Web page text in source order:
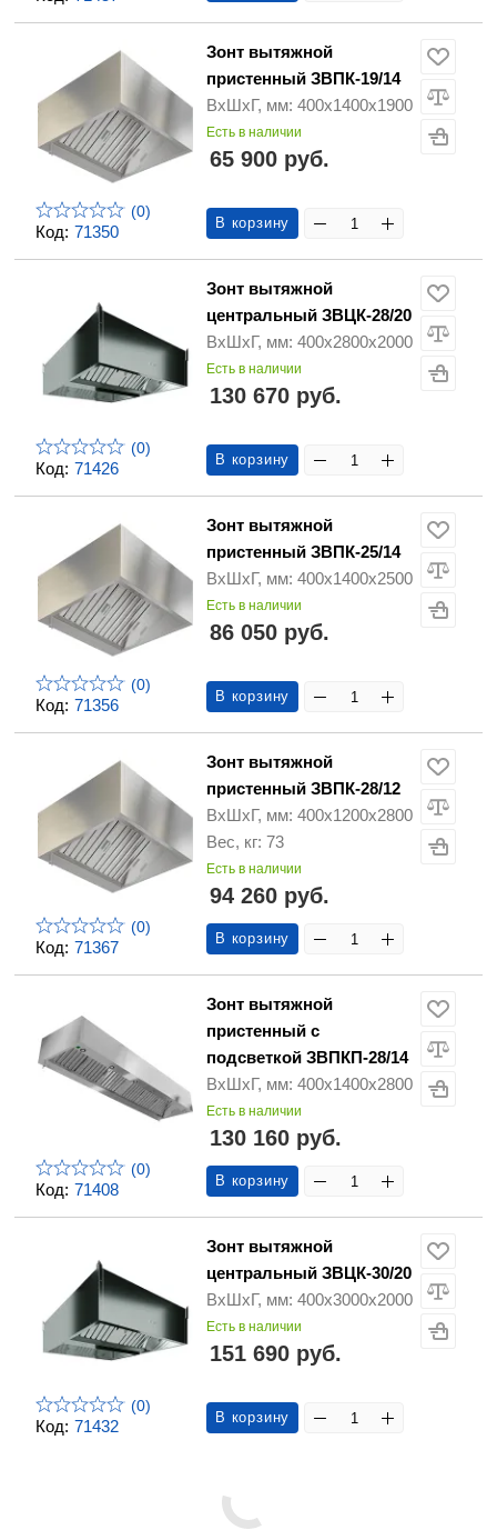
Код: 71350
(0)
Зонт вытяжной
пристенный ЗВПК-19/14
ВхШхГ, мм: 400х1400х1900
Есть в наличии
65 900 руб.
В корзину
Код: 71426
(0)
Зонт вытяжной
центральный ЗВЦК-28/20
ВхШхГ, мм: 400х2800х2000
Есть в наличии
130 670 руб.
В корзину
Код: 71356
(0)
Зонт вытяжной
пристенный ЗВПК-25/14
ВхШхГ, мм: 400х1400х2500
Есть в наличии
86 050 руб.
В корзину
Код: 71367
(0)
Зонт вытяжной
пристенный ЗВПК-28/12
ВхШхГ, мм: 400х1200х2800
Вес, кг: 73
Есть в наличии
94 260 руб.
В корзину
Код: 71408
(0)
Зонт вытяжной
пристенный с
подсветкой ЗВПКП-28/14
ВхШхГ, мм: 400х1400х2800
Есть в наличии
130 160 руб.
В корзину
Код: 71432
(0)
Зонт вытяжной
центральный ЗВЦК-30/20
ВхШхГ, мм: 400х3000х2000
Есть в наличии
151 690 руб.
В корзину